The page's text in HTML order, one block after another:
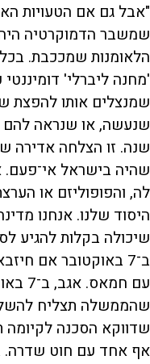
"אבל גם אם הטעויות
שמשבר הדמוקרטיה
הלאומנות שמככבת.
'מחנה ליברלי'
שמנצלים אותו להפצת
שנעשה, או שנראה להם
שנה. זו הצלחה אדירה
שהיה בישראל אי־פעם.
לה, והפופוליזם או
היסוד שלנו. אנחנו
שיכולה בקלות להגיע
ב־7 באוקטובר אם
עם
שהממשלה תצליח
שדווקא הסכנה
אף אחד עם חוט שדרה.